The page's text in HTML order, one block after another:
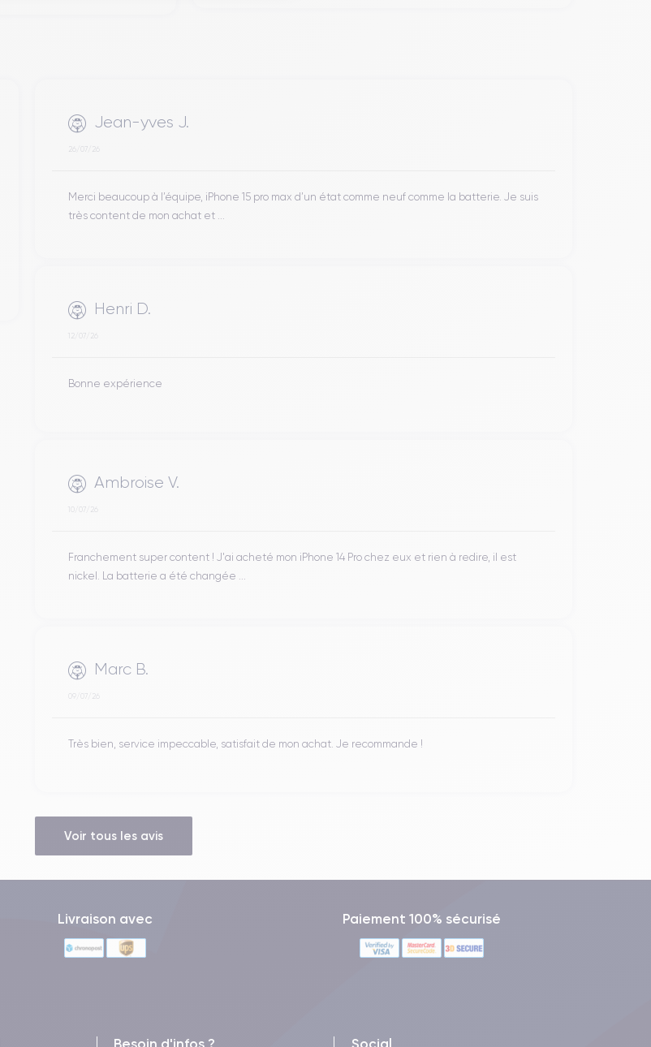
Jean-yves J.
26/07/26
Merci beaucoup à l’équipe, iPhone 15 pro max d’un état comme neuf comme la batterie. Je suis
très content de mon achat et ...
Henri D.
12/07/26
Bonne expérience
Ambroise V.
10/07/26
Franchement super content ! J'ai acheté mon iPhone 14 Pro chez eux et rien à redire, il est
nickel. La batterie a été changée ...
Marc B.
09/07/26
Très bien, service impeccable, satisfait de mon achat. Je recommande !
Voir tous les avis
Livraison avec Paiement 100% sécurisé
Besoin d'infos ? Social